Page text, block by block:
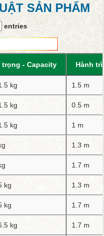
SẢN PHẨM
entries
trọng - Capacity Hành
kg 1.5 m
kg 0.5 m
kg 1 m
1.3 m
1.7 m
kg 1.3 m
kg 1.7 m
kg 1.7 m